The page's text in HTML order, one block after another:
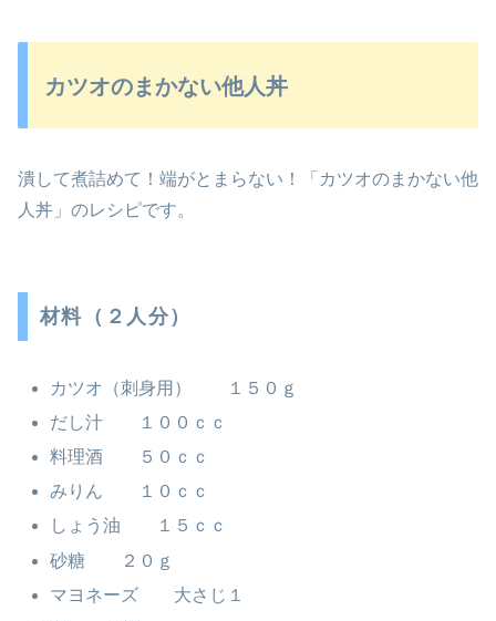
カツオのまかない他人丼
潰して煮詰めて！端がとまらない！「カツオのまかない他
人丼」のレシピです。
材料（２人分）
カツオ（刺身用） １５０ｇ
だし汁 １００ｃｃ
料理酒 ５０ｃｃ
みりん １０ｃｃ
しょう油 １５ｃｃ
砂糖 ２０ｇ
マヨネーズ 大さじ１